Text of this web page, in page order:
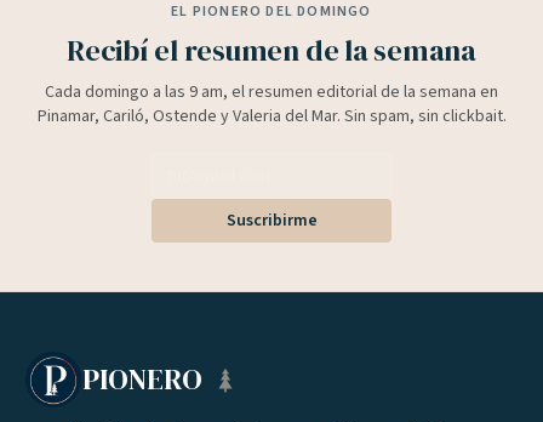
EL PIONERO DEL DOMINGO
Recibí el resumen de la semana
Cada domingo a las 9 am, el resumen editorial de la semana en
Pinamar, Cariló, Ostende y Valeria del Mar. Sin spam, sin clickbait.
Suscribirme
PIONERO